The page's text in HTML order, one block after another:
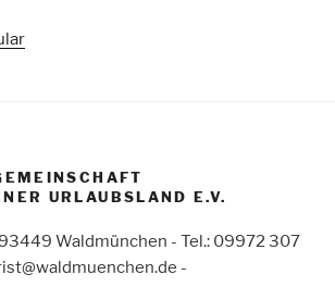
URLAUBSLAND E.V.
Waldmünchen - Tel.: 09972 307
-